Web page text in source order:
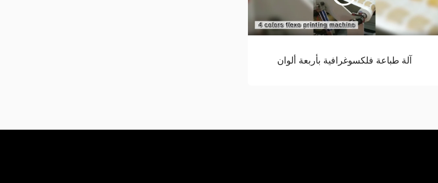
آلة طباعة فلكسوغرافية بأربعة ألوان